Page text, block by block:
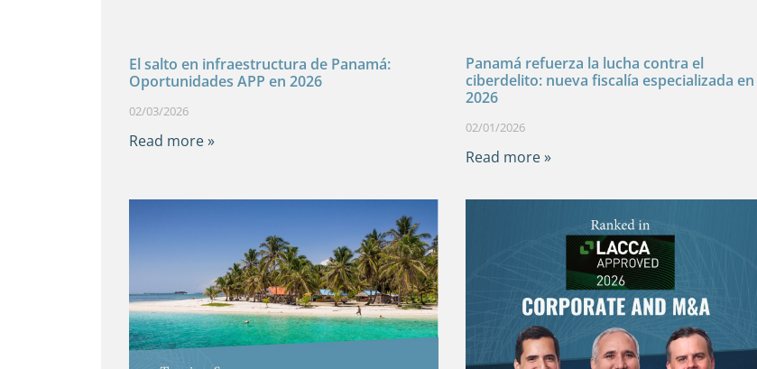
El salto en infraestructura de Panamá:
Oportunidades APP en 2026
02/03/2026
Read more »
Panamá refuerza la lucha contra el
ciberdelito: nueva fiscalía especializada en
2026
02/01/2026
Read more »